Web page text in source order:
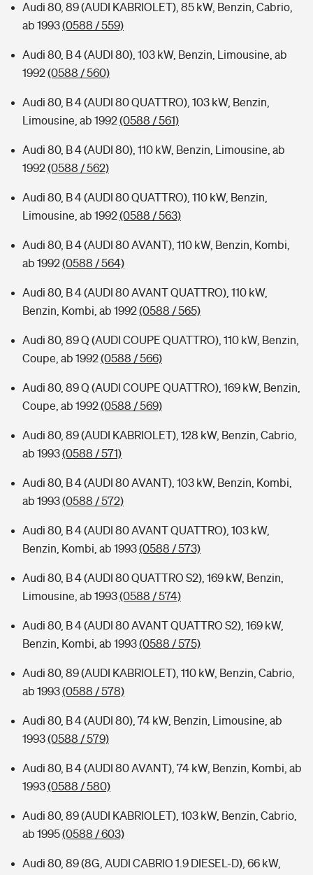
Audi 80, 89 (AUDI KABRIOLET), 85 kW, Benzin, Cabrio,
ab 1993(0588 / 559)
Audi 80, B 4 (AUDI 80), 103 kW, Benzin, Limousine, ab
1992(0588 / 560)
Audi 80, B 4 (AUDI 80 QUATTRO), 103 kW, Benzin,
Limousine, ab 1992(0588 / 561)
Audi 80, B 4 (AUDI 80), 110 kW, Benzin, Limousine, ab
1992(0588 / 562)
Audi 80, B 4 (AUDI 80 QUATTRO), 110 kW, Benzin,
Limousine, ab 1992(0588 / 563)
Audi 80, B 4 (AUDI 80 AVANT), 110 kW, Benzin, Kombi,
ab 1992(0588 / 564)
Audi 80, B 4 (AUDI 80 AVANT QUATTRO), 110 kW,
Benzin, Kombi, ab 1992(0588 / 565)
Audi 80, 89 Q (AUDI COUPE QUATTRO), 110 kW, Benzin,
Coupe, ab 1992(0588 / 566)
Audi 80, 89 Q (AUDI COUPE QUATTRO), 169 kW, Benzin,
Coupe, ab 1992(0588 / 569)
Audi 80, 89 (AUDI KABRIOLET), 128 kW, Benzin, Cabrio,
ab 1993(0588 / 571)
Audi 80, B 4 (AUDI 80 AVANT), 103 kW, Benzin, Kombi,
ab 1993(0588 / 572)
Audi 80, B 4 (AUDI 80 AVANT QUATTRO), 103 kW,
Benzin, Kombi, ab 1993(0588 / 573)
Audi 80, B 4 (AUDI 80 QUATTRO S2), 169 kW, Benzin,
Limousine, ab 1993(0588 / 574)
Audi 80, B 4 (AUDI 80 AVANT QUATTRO S2), 169 kW,
Benzin, Kombi, ab 1993(0588 / 575)
Audi 80, 89 (AUDI KABRIOLET), 110 kW, Benzin, Cabrio,
ab 1993(0588 / 578)
Audi 80, B 4 (AUDI 80), 74 kW, Benzin, Limousine, ab
1993(0588 / 579)
Audi 80, B 4 (AUDI 80 AVANT), 74 kW, Benzin, Kombi, ab
1993(0588 / 580)
Audi 80, 89 (AUDI KABRIOLET), 103 kW, Benzin, Cabrio,
ab 1995(0588 / 603)
Audi 80, 89 (8G, AUDI CABRIO 1.9 DIESEL-D), 66 kW,